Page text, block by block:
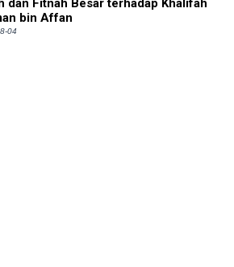
dan Fitnah Besar terhadap Khalifah
bin Affan
04